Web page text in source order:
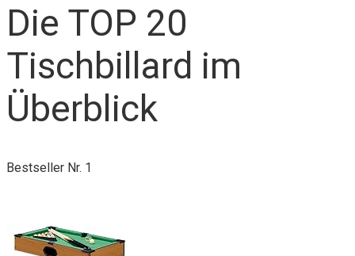
Die TOP 20
Tischbillard im
Überblick
Bestseller Nr. 1